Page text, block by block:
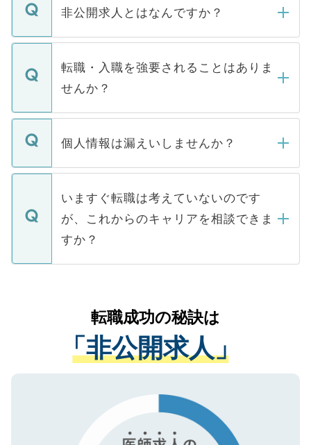
登録内容を確認し、その後メールもしくは
ます。通常、5営業日以内にはご連絡をせて
いただきますので、しばらくお待ちくださ
非公開求人とはなんですか？
マイナビDOCTORで取り扱っている求人の
うち約3割は、Webサイトからご覧いただ
けない「非公開求人」です。非公開求人は
下記の理由によって、一般には公開してい
ません。
■応募殺到を避けるため 人気のある医療機
関を公にしてしまうと、応募が殺到する場
に、医療機関が求める条件に合った人材の
みを人材紹介会社に依頼するケースが増え
ています。
転職・入職を強要されることはありま
せんか？
転職・入職を強要することは一切ありませ
ん。また、仮に応募先から内定をいただい
定を承諾する必要はありません。内定先へ
の辞退の連絡はキャリアパートナーが行い
個人情報は漏えいしませんか？
個人情報が漏えいすることはありませんの
で、ご安心ください。当サイトからの登録
などで収集したご登録者様の個人情報は、
ご本人のキャリアアップおよび転職活動の
支援を目的に使用いたします。お預かりし
ているすべての個人データはご本人の許可
は、個人情報の取り扱いについての厳密な
管理基準を満たした事業者のみに付与され
る、プライバシーマークを取得済みです。
で、機密保持に関してもご安心ください。
いますぐ転職は考えていないのです
が、これからのキャリアを相談できま
すか？
かがいして、現在の医療機関の状況や紹介
経験をまじえながら、適切なアドバイスを
させていただきます。すぐにご転職をされ
ない方には、長期的なサポートが可能です
ので、まずはご登録ください。
転職成功の秘訣は
「非公開求人」